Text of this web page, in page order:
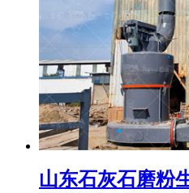
山东石灰石磨粉